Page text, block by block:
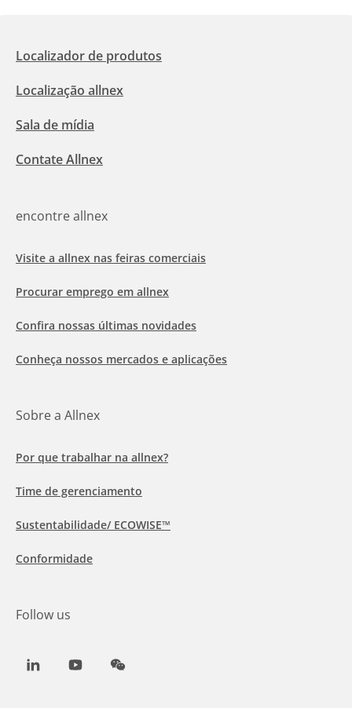
Localizador de produtos
Localização allnex
Sala de mídia
Contate Allnex
encontre allnex
Visite a allnex nas feiras comerciais
Procurar emprego em allnex
Confira nossas últimas novidades
Conheça nossos mercados e aplicações
Sobre a Allnex
Por que trabalhar na allnex?
Time de gerenciamento
Sustentabilidade/ ECOWISE™
Conformidade
Follow us
LinkedInYoutubeWeChat